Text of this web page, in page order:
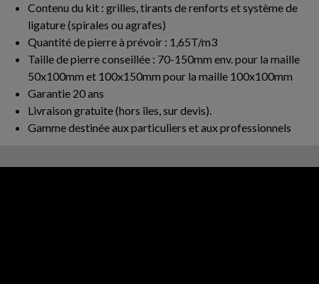
Contenu du kit : grilles, tirants de renforts et système de
ligature (spirales ou agrafes)
Quantité de pierre à prévoir : 1,65T/m3
Taille de pierre conseillée : 70-150mm env. pour la maille
50x100mm et 100x150mm pour la maille 100x100mm
Garantie 20 ans
Livraison gratuite (hors îles, sur devis).
Gamme destinée aux particuliers et aux professionnels